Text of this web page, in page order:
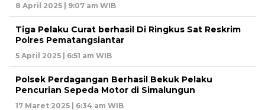
8 April 2025 | 9:07 am WIB
Tiga Pelaku Curat berhasil Di Ringkus Sat Reskrim
Polres Pematangsiantar
5 April 2025 | 6:51 am WIB
Polsek Perdagangan Berhasil Bekuk Pelaku
Pencurian Sepeda Motor di Simalungun
17 Maret 2025 | 6:34 am WIB